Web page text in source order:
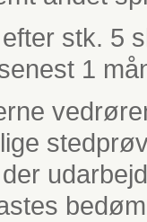
stk. 5
1